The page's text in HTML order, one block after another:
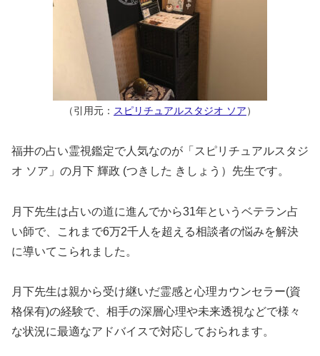
（引用元： スピリチュアルスタジオ ソア）
福井の占い霊視鑑定で人気なのが「スピリチュアルスタジ
オ ソア」の月下 輝政 (つきした きしょう）先生です。
月下先生は占いの道に進んでから31年というベテラン占
い師で、これまで6万2千人を超える相談者の悩みを解決
に導いてこられました。
月下先生は親から受け継いだ霊感と心理カウンセラー(資
格保有)の経験で、相手の深層心理や未来透視などで様々
な状況に最適なアドバイスで対応しておられます。